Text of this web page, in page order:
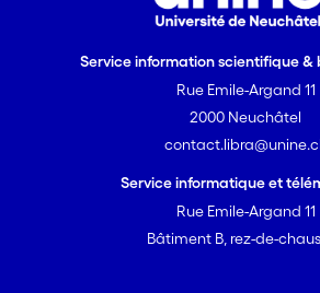
Service information scientifique &
Rue Emile-Argand 11
2000 Neuchâtel
Service informatique et
Rue Emile-Argand 11
Bâtiment B, rez-de-